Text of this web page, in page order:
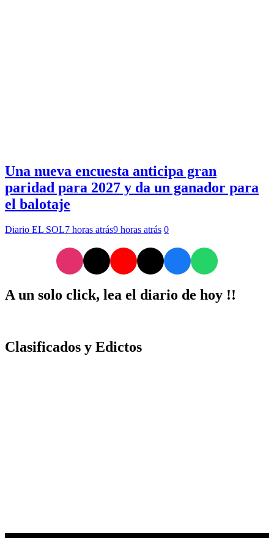
Una nueva encuesta anticipa gran
paridad para 2027 y da un ganador para
el balotaje
Diario EL SOL7 horas atrás9 horas atrás 0
A un solo click, lea el diario de hoy !!
Clasificados y Edictos